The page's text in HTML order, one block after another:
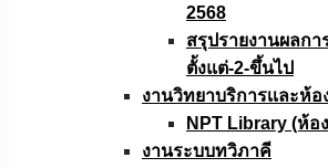
2568
สรุปรายงานผลก
ตั้งแต่-2-ขึ้นไป
งานวิทยาบริการเเละห้
NPT Library (ห้
งานระบบทวิภาคี